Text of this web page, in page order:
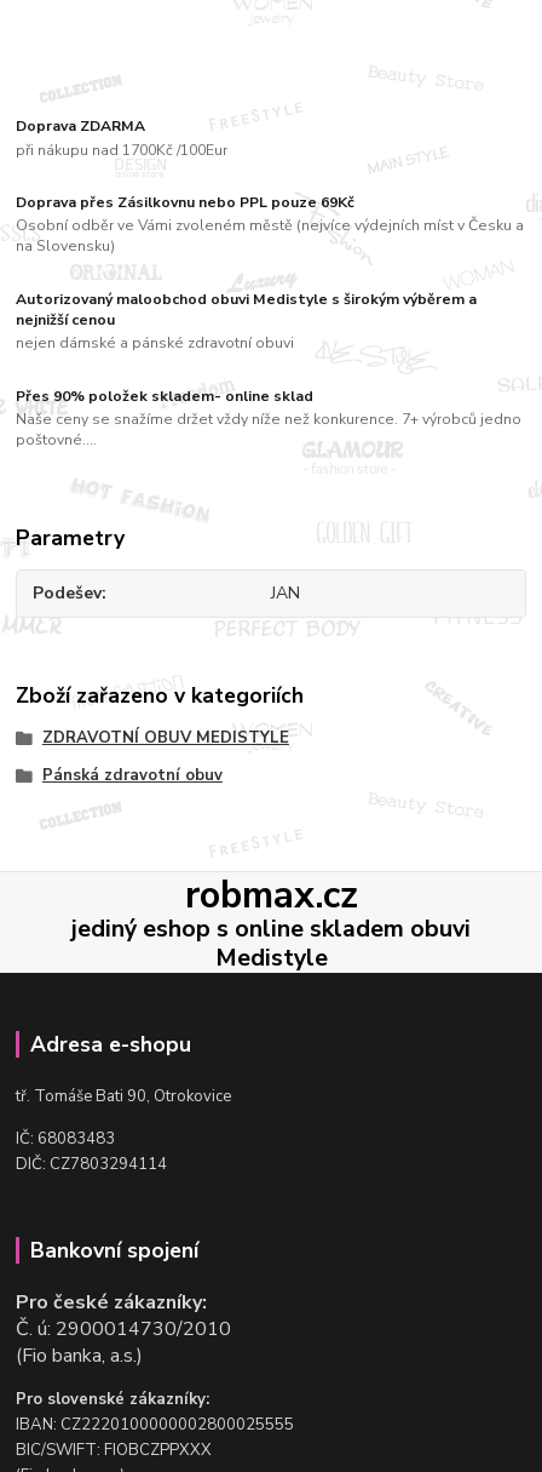
Doprava ZDARMA
při nákupu nad 1700Kč /100Eur
Doprava přes Zásilkovnu nebo PPL pouze 69Kč
Osobní odběr ve Vámi zvoleném městě (nejvíce výdejních míst v Česku a
na Slovensku)
Autorizovaný maloobchod obuvi Medistyle s širokým výběrem a
nejnižší cenou
nejen dámské a pánské zdravotní obuvi
Přes 90% položek skladem- online sklad
Naše ceny se snažíme držet vždy níže než konkurence. 7+ výrobců jedno
poštovné....
Parametry
Podešev JAN
Zboží zařazeno v kategoriích
ZDRAVOTNÍ OBUV MEDISTYLE
Pánská zdravotní obuv
robmax.cz
jediný eshop s online skladem obuvi
Medistyle
Adresa e-shopu
tř. Tomáše Bati 90, Otrokovice
IČ: 68083483
DIČ: CZ7803294114
Bankovní spojení
Pro české zákazníky:
Č. ú: 2900014730/2010
(Fio banka, a.s.)
Pro slovenské zákazníky:
IBAN: CZ2220100000002800025555
BIC/SWIFT: FIOBCZPPXXX